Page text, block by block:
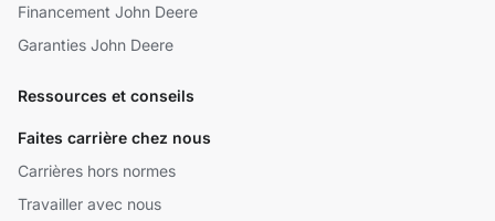
Financement John Deere
Garanties John Deere
Ressources et conseils
Faites carrière chez nous
Carrières hors normes
Travailler avec nous